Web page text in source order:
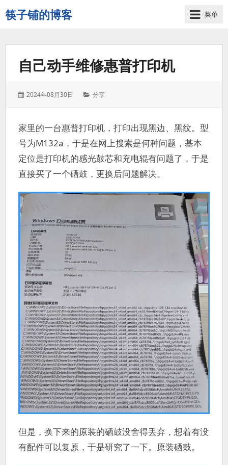
筷子铺的博客
记
录
菜单
自己动手维修惠普打印机
发
2024年08月30日
分
分享
家里的一台惠普打印机，打印出现黑边、黑纹。型
号为M132a，于是在网上搜索是何种问题，基本
定位是打印机的感光鼓芯和充电辊有问题了，于是
直接买了一个硒鼓，更换后问题解决。
但是，换下来的原装的硒鼓没舍得丢弃，想着有没
有配件可以复原，于是研究了一下。原装硒鼓。